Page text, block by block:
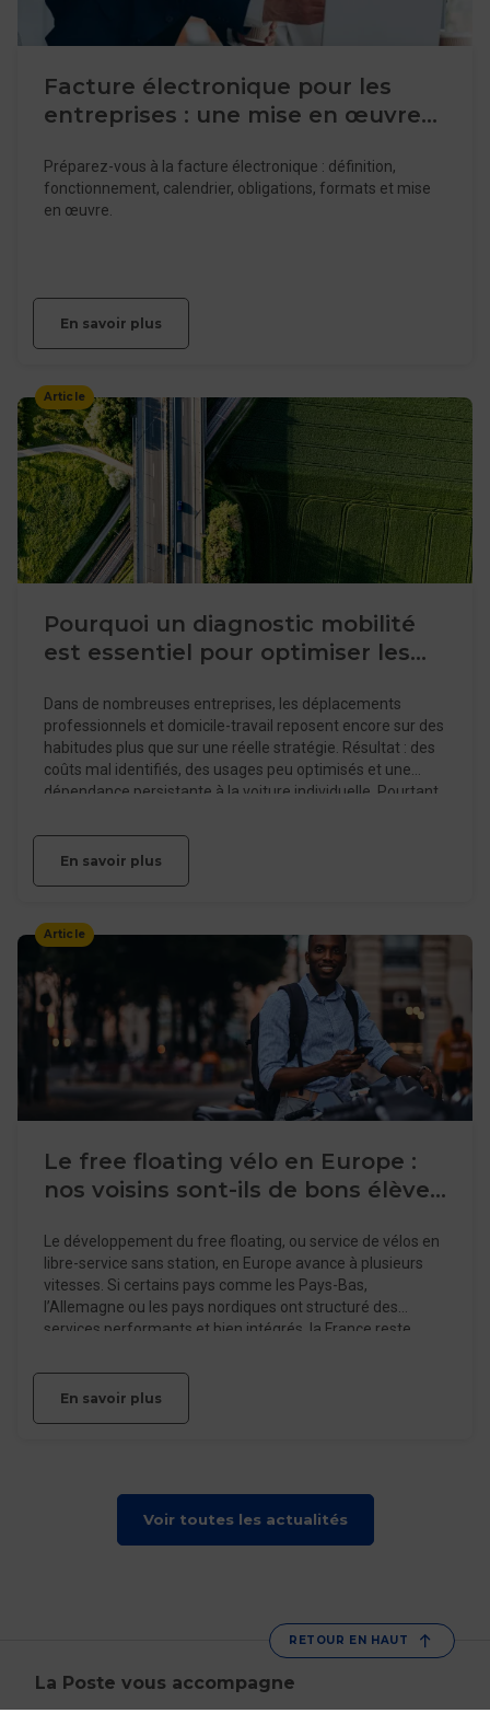
Facture électronique pour les
entreprises : une mise en œuvre
Préparez-vous à la facture électronique : définition,
fonctionnement, calendrier, obligations, formats et mise
en œuvre.
En savoir plus
Article
Pourquoi un diagnostic mobilité
est essentiel pour optimiser les
entreprise
Dans de nombreuses entreprises, les déplacements
professionnels et domicile-travail reposent encore sur des
habitudes plus que sur une réelle stratégie. Résultat : des
coûts mal identifiés, des usages peu optimisés et une
dépendance persistante à la voiture individuelle. Pourtant,
réglementaire croissante et d’enjeux RH renforcés, la
mobilité devient un sujet structurant. Elle impacte
dans ce contexte que le diagnostic mobilité s’impose
comme une étape clé. Il ne s’agit pas d’un exercice
théorique, mais d’un outil opérationnel pour comprendre
les pratiques existantes et construire des solutions
adaptées à la réalité du terrain.
En savoir plus
Article
Le free floating vélo en Europe :
nos voisins sont-ils de bons élèves
Le développement du free floating, ou service de vélos en
libre-service sans station, en Europe avance à plusieurs
vitesses. Si certains pays comme les Pays-Bas,
l’Allemagne ou les pays nordiques ont structuré des
services performants et bien intégrés, la France reste
seulement aux infrastructures. Elle révèle surtout une
capacité, ou non, à organiser, réguler et faire fonctionner
En savoir plus
Voir toutes les actualités
RETOUR EN HAUT
La Poste vous accompagne